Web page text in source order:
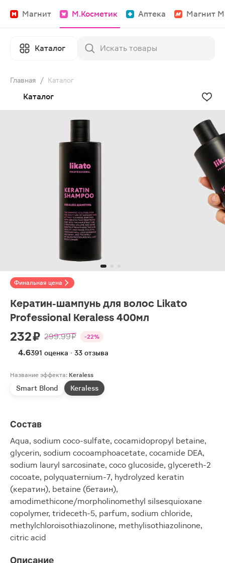
Магнит М.Косметик Аптека Магнит
Каталог
Главная / Каталог
Каталог
Финальная цена
Кератин-шампунь для волос Likato
Professional Keraless 400мл
232 ₽ 299.99 ₽ -22%
4.6391 оценка · 33 отзыва
Название эффекта: Keraless
Smart Blond Keraless
Состав
Aqua, sodium coco-sulfate, cocamidopropyl betaine,
glycerin, sodium cocoamphoacetate, cocamide DEA,
sodium lauryl sarcosinate, coco glucoside, glycereth-2
cocoate, polyquaternium-7, hydrolyzed keratin
(кератин), betaine (бетаин),
amodimethicone/morpholinomethyl silsesquioxane
copolymer, trideceth-5, parfum, sodium chloride,
methylchloroisothiazolinone, methylisothiazolinone,
citric acid
Описание